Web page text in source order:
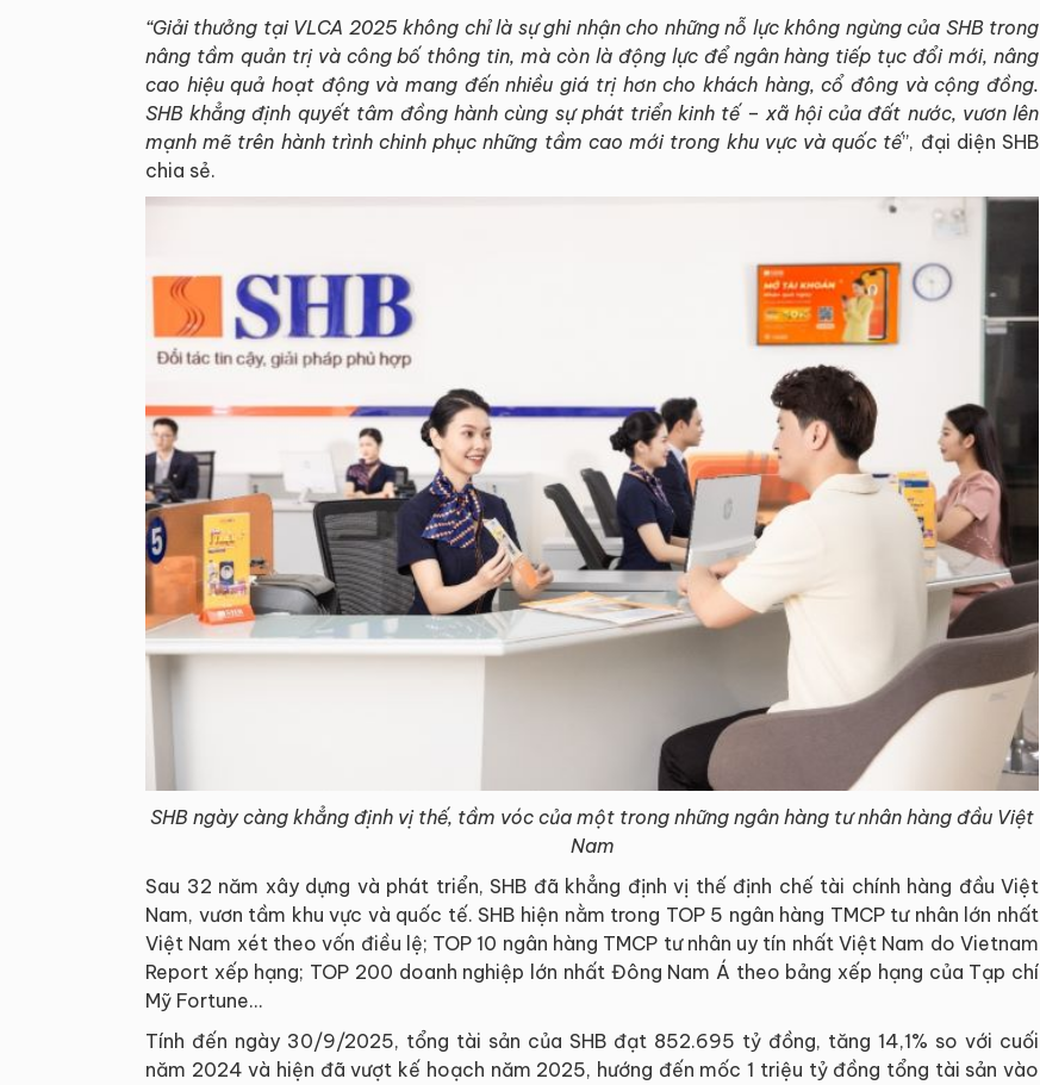
“Giải thưởng tại VLCA 2025 không chỉ là sự ghi nhận cho những nỗ lực không ngừng của SHB trong
nâng tầm quản trị và công bố thông tin, mà còn là động lực để ngân hàng tiếp tục đổi mới, nâng
cao hiệu quả hoạt động và mang đến nhiều giá trị hơn cho khách hàng, cổ đông và cộng đồng.
SHB khẳng định quyết tâm đồng hành cùng sự phát triển kinh tế – xã hội của đất nước, vươn lên
mạnh mẽ trên hành trình chinh phục những tầm cao mới trong khu vực và quốc tế”, đại diện SHB
chia sẻ.
SHB ngày càng khẳng định vị thế, tầm vóc của một trong những ngân hàng tư nhân hàng đầu Việt
Nam
Sau 32 năm xây dựng và phát triển, SHB đã khẳng định vị thế định chế tài chính hàng đầu Việt
Nam, vươn tầm khu vực và quốc tế. SHB hiện nằm trong TOP 5 ngân hàng TMCP tư nhân lớn nhất
Việt Nam xét theo vốn điều lệ; TOP 10 ngân hàng TMCP tư nhân uy tín nhất Việt Nam do Vietnam
Report xếp hạng; TOP 200 doanh nghiệp lớn nhất Đông Nam Á theo bảng xếp hạng của Tạp chí
Mỹ Fortune…
Tính đến ngày 30/9/2025, tổng tài sản của SHB đạt 852.695 tỷ đồng, tăng 14,1% so với cuối
năm 2024 và hiện đã vượt kế hoạch năm 2025, hướng đến mốc 1 triệu tỷ đồng tổng tài sản vào